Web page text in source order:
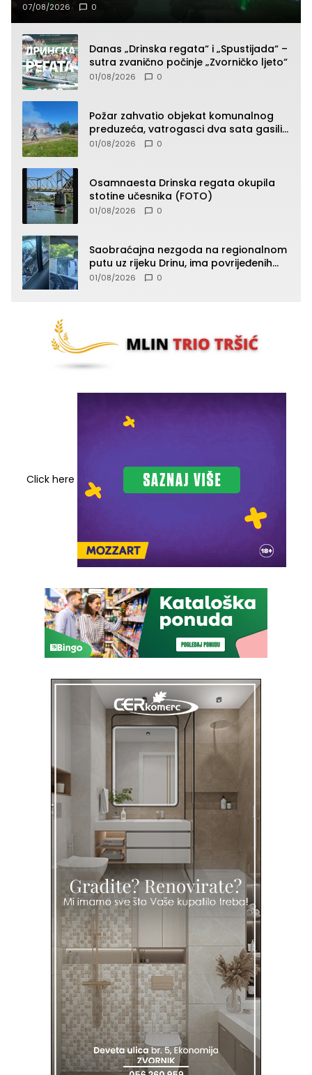
07/08/2026 0
Danas „Drinska regata“ i „Spustijada“ –
sutra zvanično počinje „Zvorničko ljeto“
01/08/2026 0
Požar zahvatio objekat komunalnog
preduzeća, vatrogasci dva sata gasili
vatru (FOTO)
01/08/2026 0
Osamnaesta Drinska regata okupila
stotine učesnika (FOTO)
01/08/2026 0
Saobraćajna nezgoda na regionalnom
putu uz rijeku Drinu, ima povrijeđenih
lica (FOTO)
01/08/2026 0
Click here